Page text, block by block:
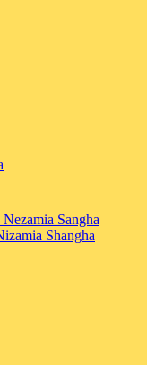
Sangha
Shangha